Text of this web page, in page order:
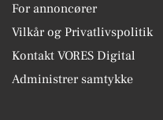
For annoncører
Vilkår og Privatlivspolitik
Kontakt VORES Digital
Administrer samtykke